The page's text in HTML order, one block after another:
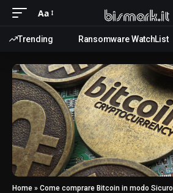
Aa
Trending Ransomware WatchList
Home » Come comprare Bitcoin in modo Sicuro